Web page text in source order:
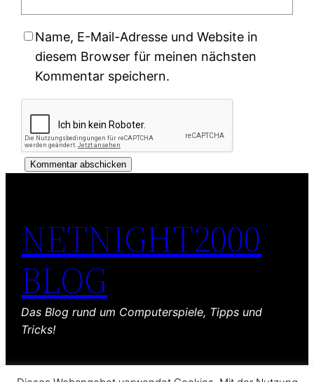
Name, E-Mail-Adresse und Website in
diesem Browser für meinen nächsten
Kommentar speichern.
NETNIGHT2000
BLOG
Das Blog rund um Computerspiele, Tipps und
Tricks!